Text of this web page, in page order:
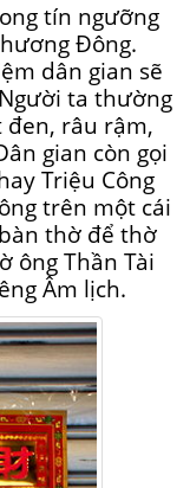
tín ngưỡng
Đông.
dân gian sẽ
ta thường
râu rậm,
gian còn gọi
Triệu Công
trên một cái
thờ để thờ
ông Thần Tài
Âm lịch.